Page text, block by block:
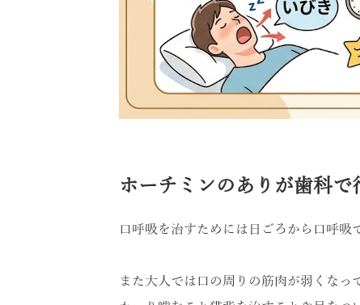
ホーチミンのありが歯科
口呼吸を治すためには日ごろから口呼吸
また大人では口の周りの筋肉が弱くな